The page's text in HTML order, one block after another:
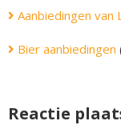
Aanbiedingen van
Bier aanbiedingen
Reactie